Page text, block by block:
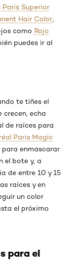
Paris Superior
Hair Color,
como Rojo
puedes ir al
te tiñes el
crecen, echa
de raíces para
Paris Magic
para enmascarar
el bote y, a
de entre 10 y 15
raíces y en
un color
el próximo
para el